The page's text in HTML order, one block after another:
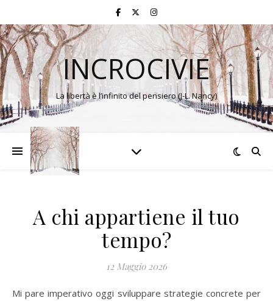
INCROCIVIE
La libertà è l’infinito del pensiero (J-L. Nancy)
A chi appartiene il tuo
tempo?
12 Maggio 2026
Mi pare imperativo oggi sviluppare strategie concrete per